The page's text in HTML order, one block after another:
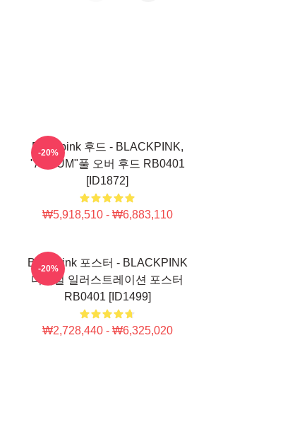
Blackpink 후드 - BLACKPINK,
"ALBUM"풀 오버 후드 RB0401
[ID1872]
₩5,918,510 - ₩6,883,110
-20%
Blackpink 포스터 - BLACKPINK
디지털 일러스트레이션 포스터
RB0401 [ID1499]
₩2,728,440 - ₩6,325,020
-20%